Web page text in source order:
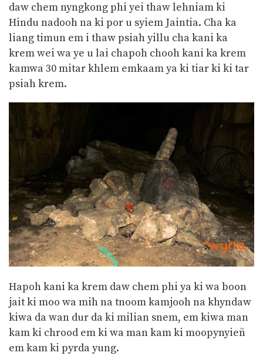
daw chem nyngkong phi yei thaw lehniam ki
Hindu nadooh na ki por u syiem Jaintia. Cha ka
liang timun em i thaw psiah yillu cha kani ka
krem wei wa ye u lai chapoh chooh kani ka krem
kamwa 30 mitar khlem emkaam ya ki tiar ki ki tar
psiah krem.
Hapoh kani ka krem daw chem phi ya ki wa boon
jait ki moo wa mih na tnoom kamjooh na khyndaw
kiwa da wan dur da ki milian snem, em kiwa man
kam ki chrood em ki wa man kam ki moopynyieñ
em kam ki pyrda yung.